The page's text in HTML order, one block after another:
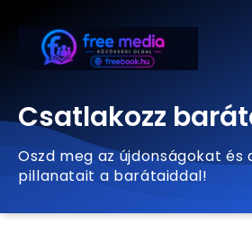
Csatlakozz
Oszd meg az újdonságokat és
pillanatait a barátaiddal!